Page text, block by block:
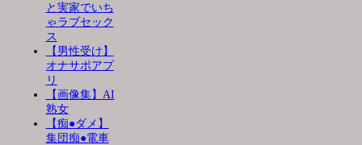
と実家でいち
ゃラブセック
ス
【男性受け】
オナサポアプ
リ
【画像集】AI
熟女
【痴●ダメ】
集団痴●電車